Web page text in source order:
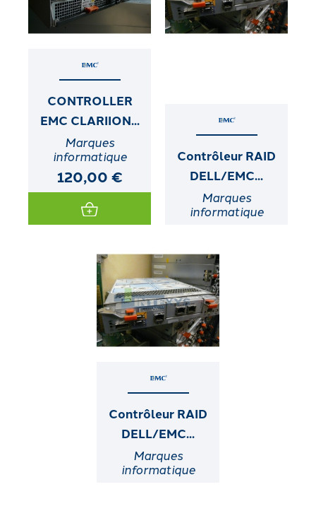
CONTROLLER
EMC CLARIION...
Marques
informatique
120,00 €
Contrôleur RAID
DELL/EMC...
Marques
informatique
Contrôleur RAID
DELL/EMC...
Marques
informatique